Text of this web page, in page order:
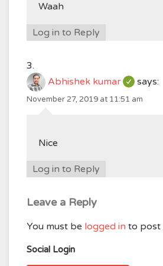
Waah
Log in to Reply
Abhishek kumar says:
November 27, 2019 at 11:51 am
Nice
Log in to Reply
Leave a Reply
You must be logged in to post
Social Login